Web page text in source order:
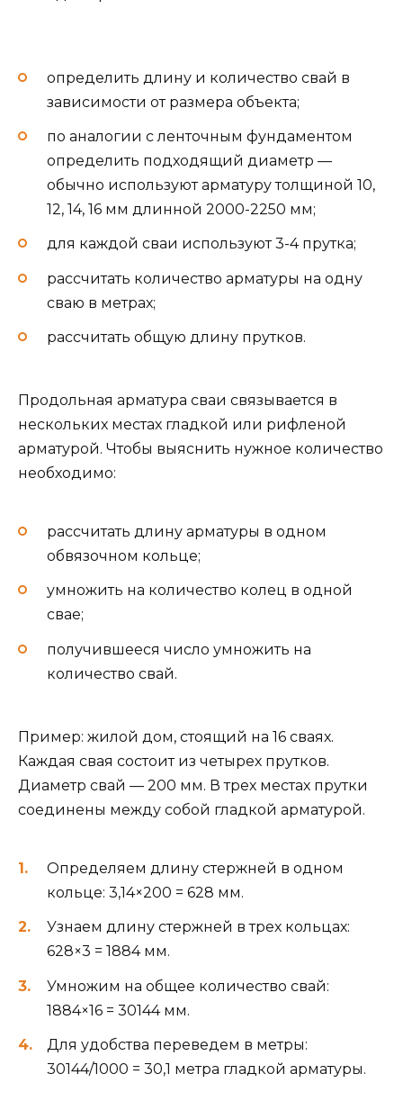
определить длину и количество свай в
зависимости от размера объекта;
по аналогии с ленточным фундаментом
определить подходящий диаметр —
обычно используют арматуру толщиной 10,
12, 14, 16 мм длинной 2000-2250 мм;
для каждой сваи используют 3-4 прутка;
рассчитать количество арматуры на одну
сваю в метрах;
рассчитать общую длину прутков.
Продольная арматура сваи связывается в
нескольких местах гладкой или рифленой
арматурой. Чтобы выяснить нужное количество
необходимо:
рассчитать длину арматуры в одном
обвязочном кольце;
умножить на количество колец в одной
свае;
получившееся число умножить на
количество свай.
Пример: жилой дом, стоящий на 16 сваях.
Каждая свая состоит из четырех прутков.
Диаметр свай — 200 мм. В трех местах прутки
соединены между собой гладкой арматурой.
Определяем длину стержней в одном
кольце: 3,14×200 = 628 мм.
Узнаем длину стержней в трех кольцах:
628×3 = 1884 мм.
Умножим на общее количество свай:
1884×16 = 30144 мм.
Для удобства переведем в метры:
30144/1000 = 30,1 метра гладкой арматуры.